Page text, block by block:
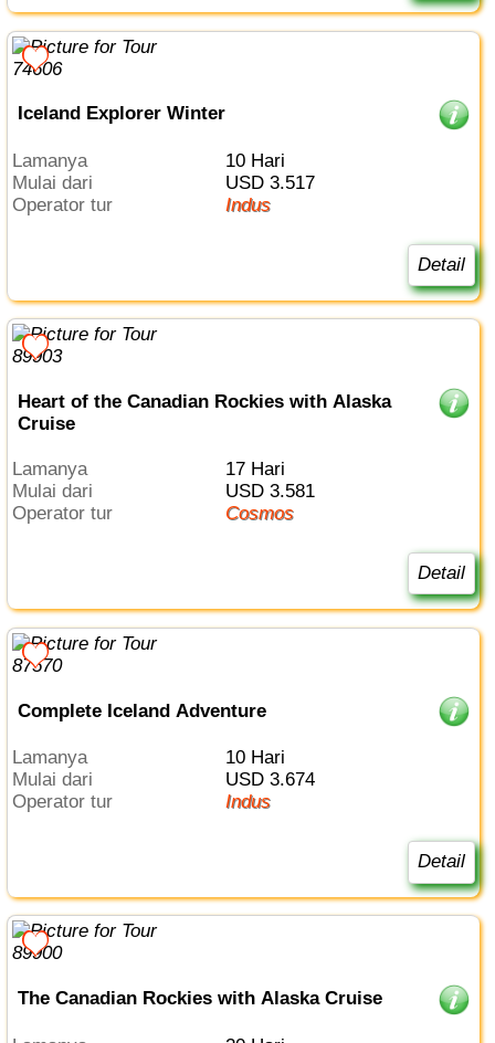
Iceland Explorer Winter
Lamanya
10 Hari
Mulai dari
USD 3.517
Operator tur
Indus
Detail
Heart of the Canadian Rockies with Alaska
Cruise
Lamanya
17 Hari
Mulai dari
USD 3.581
Operator tur
Cosmos
Detail
Complete Iceland Adventure
Lamanya
10 Hari
Mulai dari
USD 3.674
Operator tur
Indus
Detail
The Canadian Rockies with Alaska Cruise